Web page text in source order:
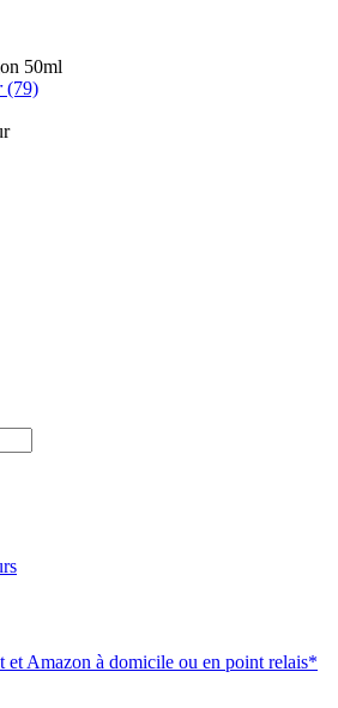
50ml
(79)
et Amazon à domicile ou en point relais*